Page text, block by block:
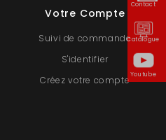
Votre Compte
Suivi de commande
S'identifier
Créez votre compte
Contact
Catalogue
Youtube